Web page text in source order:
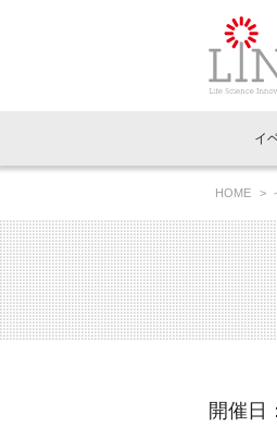
イベント
イ
イベント
LINK-J主
LINK-J協
Out of
インタビ
スペシャ
連載コラ
ニュース
トピック
メディア
協賛・協力
理事長挨
国内外連
組織概要
特別会員
専用メニ
ラウンジ
アクセス
HOME
開催日